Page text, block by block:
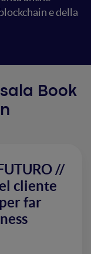
e della
Book
//
cliente
far